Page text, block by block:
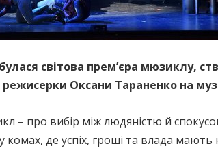
світова премʼєра мюзиклу,
Оксани Тараненко на
– про вибір між людяністю й
комах, де успіх, гроші та влада мають